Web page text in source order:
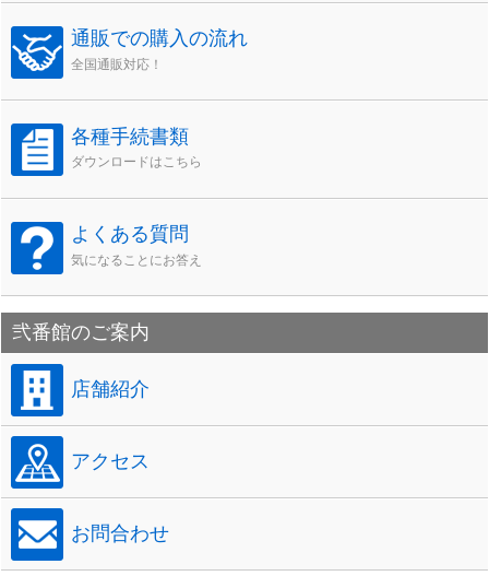
通販での購入の流れ
全国通販対応！
各種手続書類
ダウンロードはこちら
よくある質問
気になることにお答え
弐番館のご案内
店舗紹介
アクセス
お問合わせ